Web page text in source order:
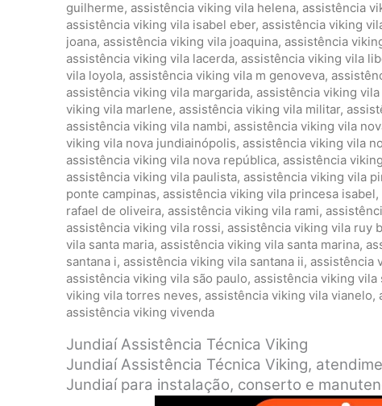
guilherme, assistência viking vila helena, assistência
assistência viking vila isabel eber, assistência viking
joana, assistência viking vila joaquina, assistência
assistência viking vila lacerda, assistência viking vila
vila loyola, assistência viking vila m genoveva,
assistência viking vila margarida, assistência viking
viking vila marlene, assistência viking vila militar,
assistência viking vila nambi, assistência viking vila
viking vila nova jundiainópolis, assistência viking vila
assistência viking vila nova república, assistência
assistência viking vila paulista, assistência viking vila
ponte campinas, assistência viking vila princesa isabel,
rafael de oliveira, assistência viking vila rami,
assistência viking vila rossi, assistência viking vila ruy
vila santa maria, assistência viking vila santa marina,
santana i, assistência viking vila santana ii, assistência
assistência viking vila são paulo, assistência viking vila
viking vila torres neves, assistência viking vila vianelo,
assistência viking vivenda
Jundiaí Assistência Técnica Viking
Jundiaí Assistência Técnica Viking,
Jundiaí para instalação, conserto e